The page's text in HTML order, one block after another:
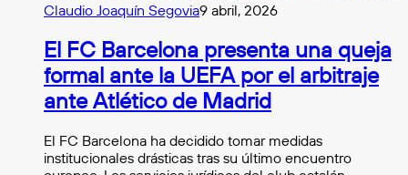
Claudio Joaquín Segovia9 abril, 2026
El FC Barcelona presenta una queja
formal ante la UEFA por el arbitraje
ante Atlético de Madrid
El FC Barcelona ha decidido tomar medidas
institucionales drásticas tras su último encuentro